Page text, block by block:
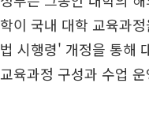
학이 국내 대학 교육과
법 시행령' 개정을 통해
교육과정 구성과 수업